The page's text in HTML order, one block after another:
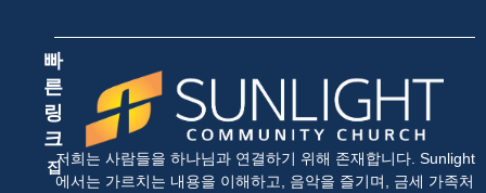
빠
른
링
크
집
저희는 사람들을 하나님과 연결하기 위해 존재합니다. Sunlight
에서는 가르치는 내용을 이해하고, 음악을 즐기며, 금세 가족처